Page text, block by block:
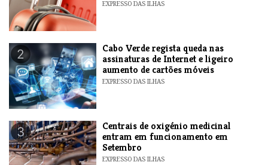
EXPRESSO DAS ILHAS
2
Cabo Verde regista queda nas
assinaturas de Internet e ligeiro
aumento de cartões móveis
EXPRESSO DAS ILHAS
3
Centrais de oxigénio medicinal
entram em funcionamento em
Setembro
EXPRESSO DAS ILHAS